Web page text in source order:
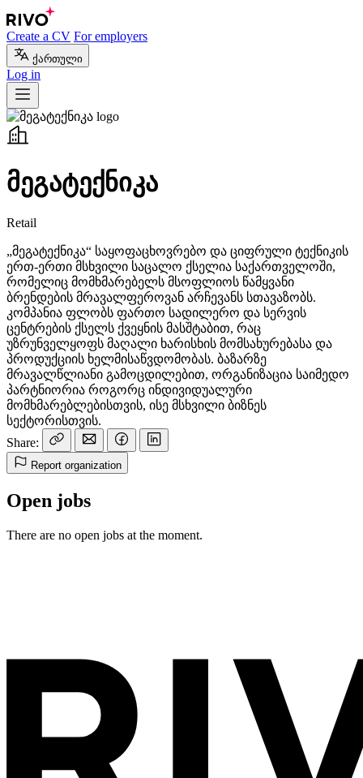
Create a CV For employers
ქართული
Log in
მეგატექნიკა
Retail
„მეგატექნიკა“ საყოფაცხოვრებო და ციფრული ტექნიკის
ერთ-ერთი მსხვილი საცალო ქსელია საქართველოში,
რომელიც მომხმარებელს მსოფლიოს წამყვანი
ბრენდების მრავალფეროვან არჩევანს სთავაზობს.
კომპანია ფლობს ფართო სადილერო და სერვის
ცენტრების ქსელს ქვეყნის მასშტაბით, რაც
უზრუნველყოფს მაღალი ხარისხის მომსახურებასა და
პროდუქციის ხელმისაწვდომობას. ბაზარზე
მრავალწლიანი გამოცდილებით, ორგანიზაცია საიმედო
პარტნიორია როგორც ინდივიდუალური
მომხმარებლებისთვის, ისე მსხვილი ბიზნეს
სექტორისთვის.
Share:
Report organization
Open jobs
There are no open jobs at the moment.